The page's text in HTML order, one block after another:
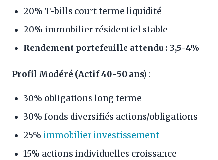
20% T-bills court terme liquidité
20% immobilier résidentiel stable
Rendement portefeuille attendu : 3,5-4%
Profil Modéré (Actif 40-50 ans) :
30% obligations long terme
30% fonds diversifiés actions/obligations
25% immobilier investissement
15% actions individuelles croissance